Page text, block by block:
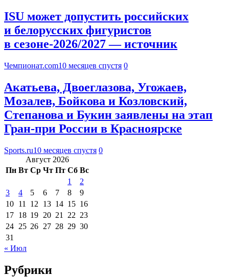
ISU может допустить российских
и белорусских фигуристов
в сезоне-2026/2027 — источник
Чемпионат.com10 месяцев спустя 0
Акатьева, Двоеглазова, Угожаев,
Мозалев, Бойкова и Козловский,
Степанова и Букин заявлены на этап
Гран-при России в Красноярске
Sports.ru10 месяцев спустя 0
Август 2026
Пн Вт Ср Чт Пт Сб Вс
1
2
3
4 5 6 7 8
9
10 11 12 13 14 15 16
17 18 19 20 21 22 23
24 25 26 27 28 29 30
31
« Июл
Рубрики